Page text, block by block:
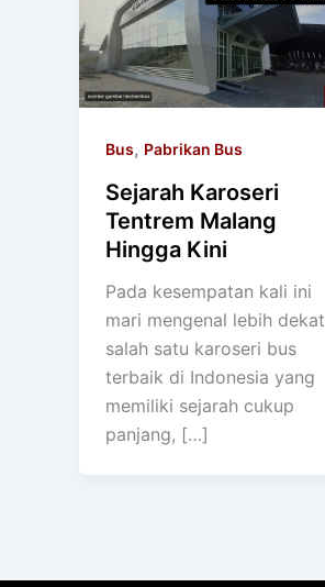
Bus, Pabrikan Bus
Sejarah Karoseri
Tentrem Malang
Hingga Kini
Pada kesempatan kali ini
mari mengenal lebih dekat
salah satu karoseri bus
terbaik di Indonesia yang
memiliki sejarah cukup
panjang, […]